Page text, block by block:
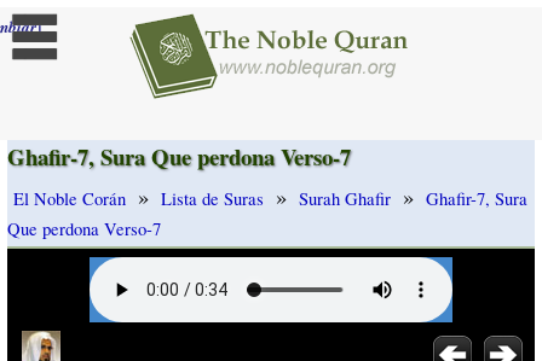
]
Ghafir-7, Sura Que perdona Verso-7
El Noble Corán » Lista de Suras » Surah Ghafir » Ghafir-7, Sura
Que perdona Verso-7